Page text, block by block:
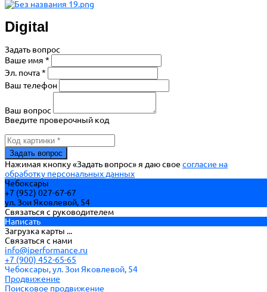
Digital
Задать вопрос
Ваше имя *
Эл. почта *
Ваш телефон
Ваш вопрос
Введите проверочный код
Нажимая кнопку «Задать вопрос» я даю свое согласие на
обработку персональных данных
Чебоксары
+7 (952) 027-67-67
ул. Зои Яковлевой, 54
Связаться с руководителем
Написать
Загрузка карты ...
Связаться с нами
info@iperformance.ru
+7 (900) 452-65-65
Чебоксары, ул. Зои Яковлевой, 54
Продвижение
Поисковое продвижение